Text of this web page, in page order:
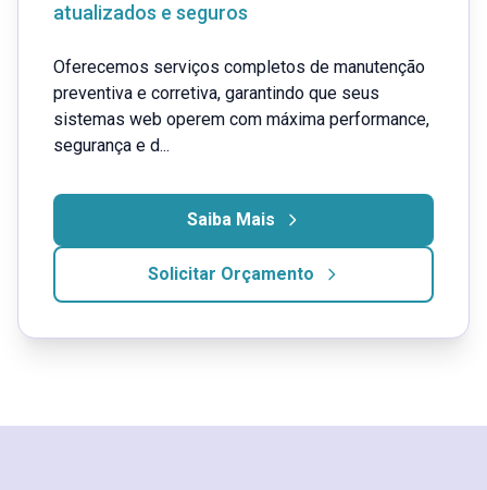
atualizados e seguros
Oferecemos serviços completos de manutenção
preventiva e corretiva, garantindo que seus
sistemas web operem com máxima performance,
segurança e d...
Saiba Mais
Solicitar Orçamento